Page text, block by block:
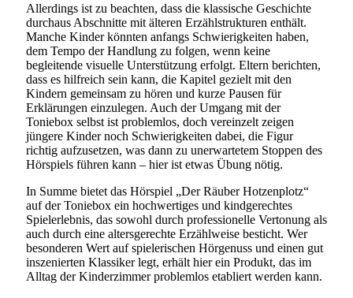
Allerdings ist zu beachten, dass die klassische Geschichte
durchaus Abschnitte mit älteren Erzählstrukturen enthält.
Manche Kinder könnten anfangs Schwierigkeiten haben,
dem Tempo der Handlung zu folgen, wenn keine
begleitende visuelle Unterstützung erfolgt. Eltern berichten,
dass es hilfreich sein kann, die Kapitel gezielt mit den
Kindern gemeinsam zu hören und kurze Pausen für
Erklärungen einzulegen. Auch der Umgang mit der
Toniebox selbst ist problemlos, doch vereinzelt zeigen
jüngere Kinder noch Schwierigkeiten dabei, die Figur
richtig aufzusetzen, was dann zu unerwartetem Stoppen des
Hörspiels führen kann – hier ist etwas Übung nötig.
In Summe bietet das Hörspiel „Der Räuber Hotzenplotz“
auf der Toniebox ein hochwertiges und kindgerechtes
Spielerlebnis, das sowohl durch professionelle Vertonung als
auch durch eine altersgerechte Erzählweise besticht. Wer
besonderen Wert auf spielerischen Hörgenuss und einen gut
inszenierten Klassiker legt, erhält hier ein Produkt, das im
Alltag der Kinderzimmer problemlos etabliert werden kann.